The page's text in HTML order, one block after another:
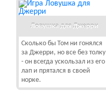
Ловушка для Джерри
Сколько бы Том ни гонялся
за Джерри, но все без толку
- он всегда ускользал из его
лап и прятался в своей
норке.